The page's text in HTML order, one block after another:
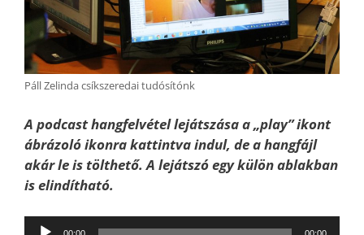
Páll Zelinda csíkszeredai tudósítónk
A podcast hangfelvétel lejátszása a „play” ikont
ábrázoló ikonra kattintva indul, de a hangfájl
akár le is tölthető. A lejátszó egy külön ablakban
is elindítható.
Audió